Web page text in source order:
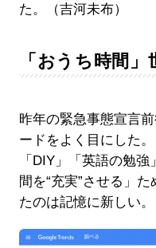
た。（吉河未布）
「おうち時間
昨年の緊急事態宣言
ードをよく目にした
「DIY」「英語の勉
間を“充実”させる」
たのは記憶に新しい。